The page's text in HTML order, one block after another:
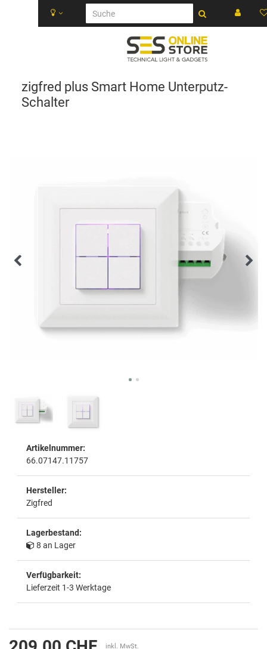
zigfred plus Smart Home Unterputz-
Schalter
Artikelnummer:
66.07147.11757
Hersteller:
Zigfred
Lagerbestand:
8 an Lager
Verfügbarkeit:
Lieferzeit 1-3 Werktage
inkl. MwSt.